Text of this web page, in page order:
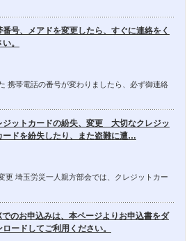
番号、メアドを変更したら、すぐに連絡をく
。
携帯電話の番号が変わりましたら、必ず御連絡
ジットカードの紛失、変更 大切なクレジッ
ードを紛失したり、また盗難に遭…
更 埼玉労災一人親方部会では、クレジットカー
でのお申込みは、本ページよりお申込書をダ
ロードしてご利用ください。